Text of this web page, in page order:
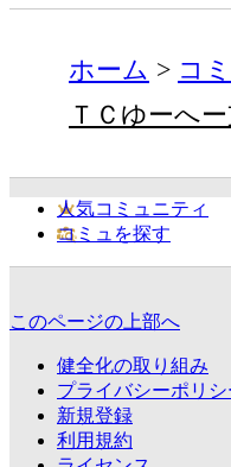
ホーム コ
ＴＣゆーへ
人気コミュニティ
コミュを探す
このページの上部へ
健全化の取り組み
プライバシーポリシ
新規登録
利用規約